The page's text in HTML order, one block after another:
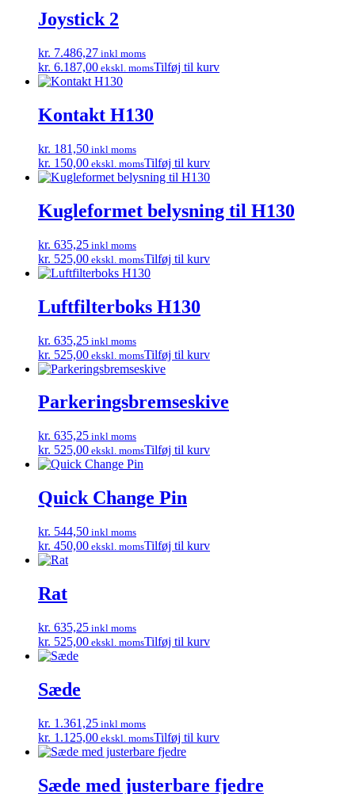
Joystick 2
kr. 7.486,27 inkl moms
kr. 6.187,00 ekskl. momsTilføj til kurv
Kontakt H130
kr. 181,50 inkl moms
kr. 150,00 ekskl. momsTilføj til kurv
Kugleformet belysning til H130
kr. 635,25 inkl moms
kr. 525,00 ekskl. momsTilføj til kurv
Luftfilterboks H130
kr. 635,25 inkl moms
kr. 525,00 ekskl. momsTilføj til kurv
Parkeringsbremseskive
kr. 635,25 inkl moms
kr. 525,00 ekskl. momsTilføj til kurv
Quick Change Pin
kr. 544,50 inkl moms
kr. 450,00 ekskl. momsTilføj til kurv
Rat
kr. 635,25 inkl moms
kr. 525,00 ekskl. momsTilføj til kurv
Sæde
kr. 1.361,25 inkl moms
kr. 1.125,00 ekskl. momsTilføj til kurv
Sæde med justerbare fjedre